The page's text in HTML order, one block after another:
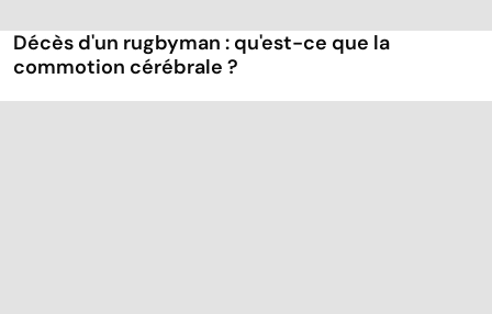
Décès d'un rugbyman : qu'est-ce que la
commotion cérébrale ?